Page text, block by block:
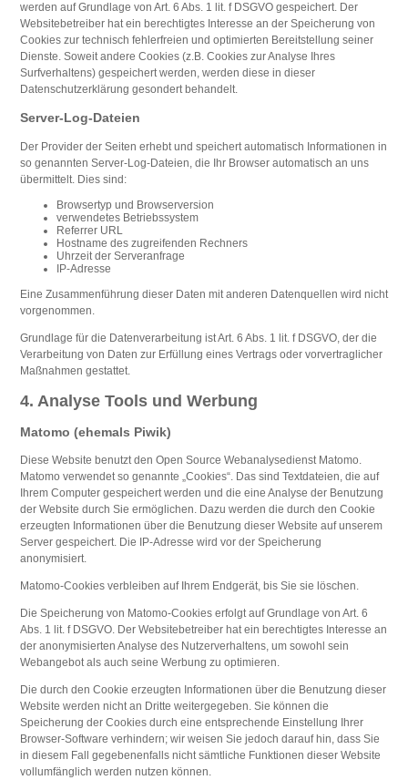
werden auf Grundlage von Art. 6 Abs. 1 lit. f DSGVO gespeichert. Der
Websitebetreiber hat ein berechtigtes Interesse an der Speicherung von
Cookies zur technisch fehlerfreien und optimierten Bereitstellung seiner
Dienste. Soweit andere Cookies (z.B. Cookies zur Analyse Ihres
Surfverhaltens) gespeichert werden, werden diese in dieser
Datenschutzerklärung gesondert behandelt.
Server-Log-Dateien
Der Provider der Seiten erhebt und speichert automatisch Informationen in
so genannten Server-Log-Dateien, die Ihr Browser automatisch an uns
übermittelt. Dies sind:
Browsertyp und Browserversion
verwendetes Betriebssystem
Referrer URL
Hostname des zugreifenden Rechners
Uhrzeit der Serveranfrage
IP-Adresse
Eine Zusammenführung dieser Daten mit anderen Datenquellen wird nicht
vorgenommen.
Grundlage für die Datenverarbeitung ist Art. 6 Abs. 1 lit. f DSGVO, der die
Verarbeitung von Daten zur Erfüllung eines Vertrags oder vorvertraglicher
Maßnahmen gestattet.
4. Analyse Tools und Werbung
Matomo (ehemals Piwik)
Diese Website benutzt den Open Source Webanalysedienst Matomo.
Matomo verwendet so genannte „Cookies“. Das sind Textdateien, die auf
Ihrem Computer gespeichert werden und die eine Analyse der Benutzung
der Website durch Sie ermöglichen. Dazu werden die durch den Cookie
erzeugten Informationen über die Benutzung dieser Website auf unserem
Server gespeichert. Die IP-Adresse wird vor der Speicherung
anonymisiert.
Matomo-Cookies verbleiben auf Ihrem Endgerät, bis Sie sie löschen.
Die Speicherung von Matomo-Cookies erfolgt auf Grundlage von Art. 6
Abs. 1 lit. f DSGVO. Der Websitebetreiber hat ein berechtigtes Interesse an
der anonymisierten Analyse des Nutzerverhaltens, um sowohl sein
Webangebot als auch seine Werbung zu optimieren.
Die durch den Cookie erzeugten Informationen über die Benutzung dieser
Website werden nicht an Dritte weitergegeben. Sie können die
Speicherung der Cookies durch eine entsprechende Einstellung Ihrer
Browser-Software verhindern; wir weisen Sie jedoch darauf hin, dass Sie
in diesem Fall gegebenenfalls nicht sämtliche Funktionen dieser Website
vollumfänglich werden nutzen können.